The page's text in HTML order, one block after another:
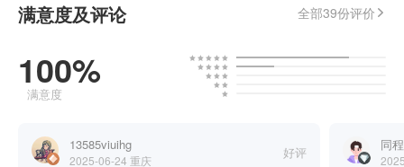
满意度及评论 全部39份评价
100%
满意度
13585viuihg
2025-06-24 重庆 好评 同